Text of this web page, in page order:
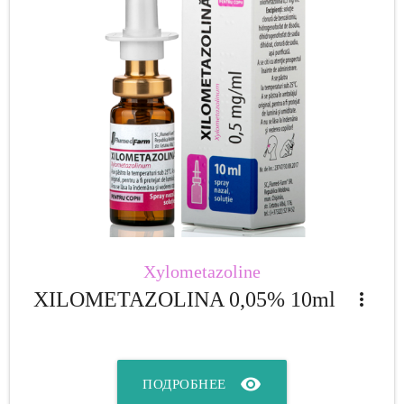
Xylometazoline
XILOMETAZOLINA 0,05% 10ml more_vert
visibility
ПОДРОБНЕЕ